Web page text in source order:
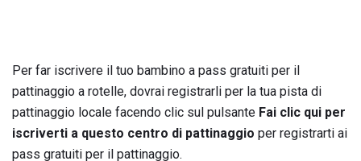
Per far iscrivere il tuo bambino a pass gratuiti per il
pattinaggio a rotelle, dovrai registrarli per la tua pista di
pattinaggio locale facendo clic sul pulsante Fai clic qui per
iscriverti a questo centro di pattinaggio per registrarti ai
pass gratuiti per il pattinaggio.